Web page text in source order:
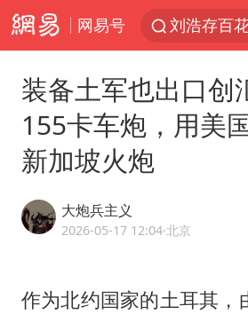
网易号
张本智和
装备土军也出口创
155卡车炮，用美
新加坡火炮
大炮兵主义
2026-05-17 12:04·北京
作为北约国家的土耳其，